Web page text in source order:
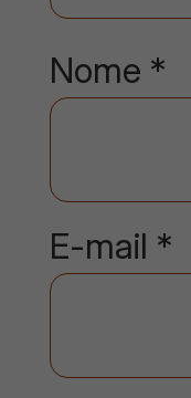
Nome *
E-mail *